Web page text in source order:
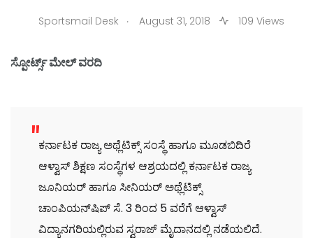
Sportsmail Desk . August 31, 2018 109 Views
ಸ್ಪೋರ್ಟ್ಸ್ ಮೇಲ್ ವರದಿ
ಕರ್ನಾಟಕ ರಾಜ್ಯ ಅಥ್ಲೆಟಿಕ್ಸ್ ಸಂಸ್ಥೆ ಹಾಗೂ ಮೂಡಬಿದಿರೆ
ಆಳ್ವಾಸ್ ಶಿಕ್ಷಣ ಸಂಸ್ಥೆಗಳ ಆಶ್ರಯದಲ್ಲಿ ಕರ್ನಾಟಕ ರಾಜ್ಯ
ಜೂನಿಯರ್ ಹಾಗೂ ಸೀನಿಯರ್ ಅಥ್ಲೆಟಿಕ್ಸ್
ಚಾಂಪಿಯನ್‌ಷಿಪ್ ಸೆ. 3 ರಿಂದ 5 ವರೆಗೆ ಆಳ್ವಾಸ್
ವಿದ್ಯಾನಗರಿಯಲ್ಲಿರುವ ಸ್ವರಾಜ್ ಮೈದಾನದಲ್ಲಿ ನಡೆಯಲಿದೆ.